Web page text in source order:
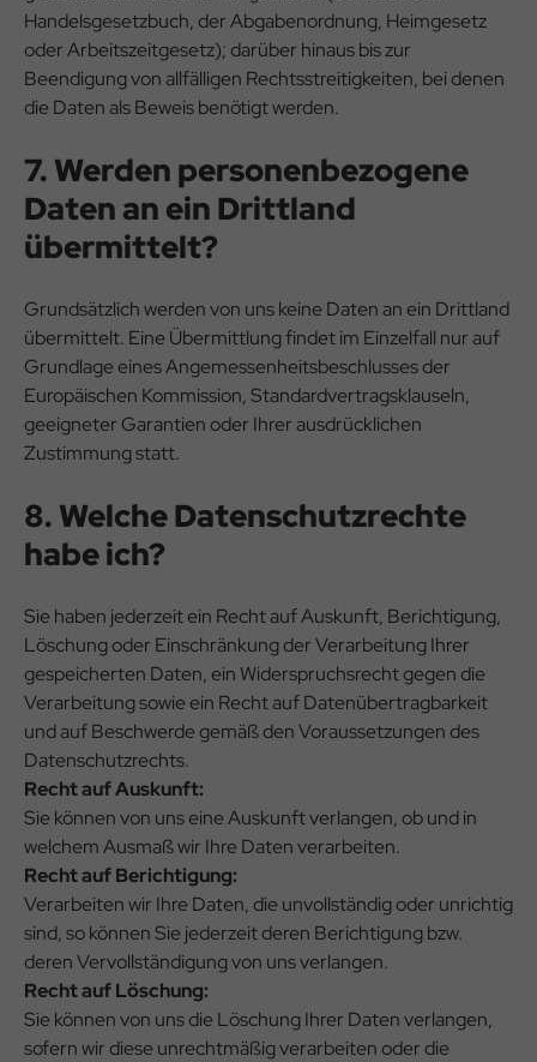
Handelsgesetzbuch, der Abgabenordnung, Heimgesetz
oder Arbeitszeitgesetz); darüber hinaus bis zur
Beendigung von allfälligen Rechtsstreitigkeiten, bei denen
die Daten als Beweis benötigt werden.
7. Werden personenbezogene
Daten an ein Drittland
übermittelt?
Grundsätzlich werden von uns keine Daten an ein Drittland
übermittelt. Eine Übermittlung findet im Einzelfall nur auf
Grundlage eines Angemessenheitsbeschlusses der
Europäischen Kommission, Standardvertragsklauseln,
geeigneter Garantien oder Ihrer ausdrücklichen
Zustimmung statt.
8. Welche Datenschutzrechte
habe ich?
Sie haben jederzeit ein Recht auf Auskunft, Berichtigung,
Löschung oder Einschränkung der Verarbeitung Ihrer
gespeicherten Daten, ein Widerspruchsrecht gegen die
Verarbeitung sowie ein Recht auf Datenübertragbarkeit
und auf Beschwerde gemäß den Voraussetzungen des
Datenschutzrechts.
Recht auf Auskunft:
Sie können von uns eine Auskunft verlangen, ob und in
welchem Ausmaß wir Ihre Daten verarbeiten.
Recht auf Berichtigung:
Verarbeiten wir Ihre Daten, die unvollständig oder unrichtig
sind, so können Sie jederzeit deren Berichtigung bzw.
deren Vervollständigung von uns verlangen.
Recht auf Löschung:
Sie können von uns die Löschung Ihrer Daten verlangen,
sofern wir diese unrechtmäßig verarbeiten oder die